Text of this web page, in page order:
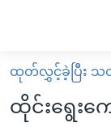
လွယ်ကူ
စေ
မူလစာမျက်နှာ
မြန်မာ
ထုတ်လွှင့်ခဲ့ပြီး သတ
ထိုင်းရွေး